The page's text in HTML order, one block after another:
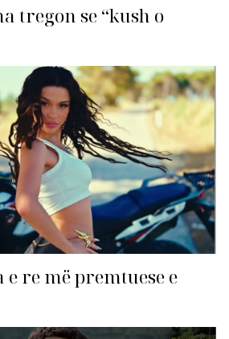
tregon se “kush o
re më premtuese e